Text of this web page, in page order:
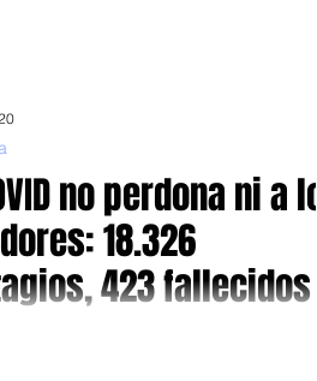
no perdona ni a los
18.326
423 fallecidos